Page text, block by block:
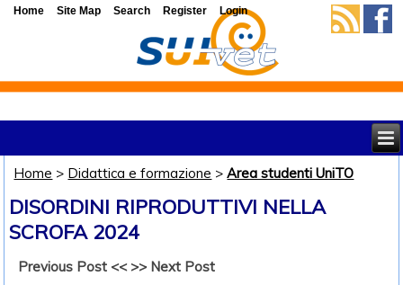
Home > Didattica e formazione >Area studenti UniTO
DISORDINI RIPRODUTTIVI NELLA
SCROFA 2024
Previous Post << >> Next Post
Home Site Map Search Register Login